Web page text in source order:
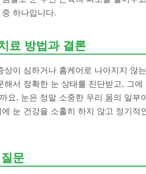
하나입니다.
료 방법과 결론
상이 심하거나 홈케어로 나아지지 않
해서 정확한 눈 상태를 진단받고, 그
요. 눈은 정말 소중한 우리 몸의 일부
눈 건강을 소홀히 하지 않고 정기
문